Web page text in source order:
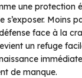
une protection
s’exposer. Moins
face à la
un refuge
de manque.